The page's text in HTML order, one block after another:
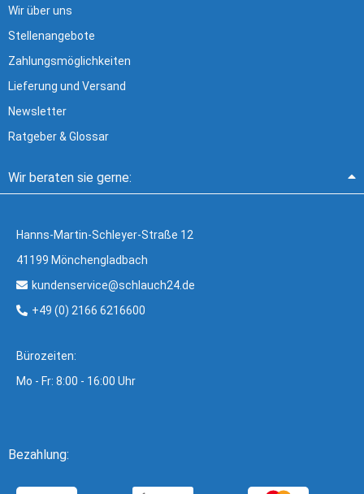
Wir über uns
Stellenangebote
Zahlungsmöglichkeiten
Lieferung und Versand
Newsletter
Ratgeber & Glossar
Wir beraten sie gerne:
Hanns-Martin-Schleyer-Straße 12
41199 Mönchengladbach
kundenservice@schlauch24.de
+49 (0) 2166 6216600
Bürozeiten:
Mo - Fr: 8:00 - 16:00 Uhr
Bezahlung: